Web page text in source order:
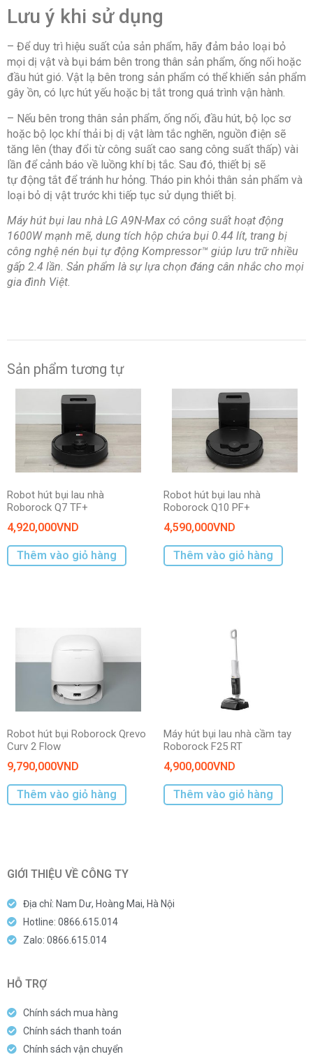
Lưu ý khi sử dụng
– Để duy trì hiệu suất của sản phẩm, hãy đảm bảo loại bỏ
mọi dị vật và bụi bám bên trong thân sản phẩm, ống nối hoặc
đầu hút gió. Vật lạ bên trong sản phẩm có thể khiến sản phẩm
gây ồn, có lực hút yếu hoặc bị tắt trong quá trình vận hành.
– Nếu bên trong thân sản phẩm, ống nối, đầu hút, bộ lọc sơ
hoặc bộ lọc khí thải bị dị vật làm tắc nghẽn, nguồn điện sẽ
tăng lên (thay đổi từ công suất cao sang công suất thấp) vài
lần để cảnh báo về luồng khí bị tắc. Sau đó, thiết bị sẽ
tự động tắt để tránh hư hỏng. Tháo pin khỏi thân sản phẩm và
loại bỏ dị vật trước khi tiếp tục sử dụng thiết bị.
Máy hút bụi lau nhà LG A9N-Max có công suất hoạt động
1600W mạnh mẽ, dung tích hộp chứa bụi 0.44 lít, trang bị
công nghệ nén bụi tự động Kompressor™ giúp lưu trữ nhiều
gấp 2.4 lần. Sản phẩm là sự lựa chọn đáng cân nhắc cho mọi
gia đình Việt.
Sản phẩm tương tự
Robot hút bụi lau nhà
Roborock Q7 TF+
4,920,000VND
Thêm vào giỏ hàng
Robot hút bụi lau nhà
Roborock Q10 PF+
4,590,000VND
Thêm vào giỏ hàng
Robot hút bụi Roborock Qrevo
Curv 2 Flow
9,790,000VND
Thêm vào giỏ hàng
Máy hút bụi lau nhà cầm tay
Roborock F25 RT
4,900,000VND
Thêm vào giỏ hàng
GIỚI THIỆU VỀ CÔNG TY
Địa chỉ: Nam Dư, Hoàng Mai, Hà Nội
Hotline: 0866.615.014
Zalo: 0866.615.014
HỖ TRỢ
Chính sách mua hàng
Chính sách thanh toán
Chính sách vận chuyển